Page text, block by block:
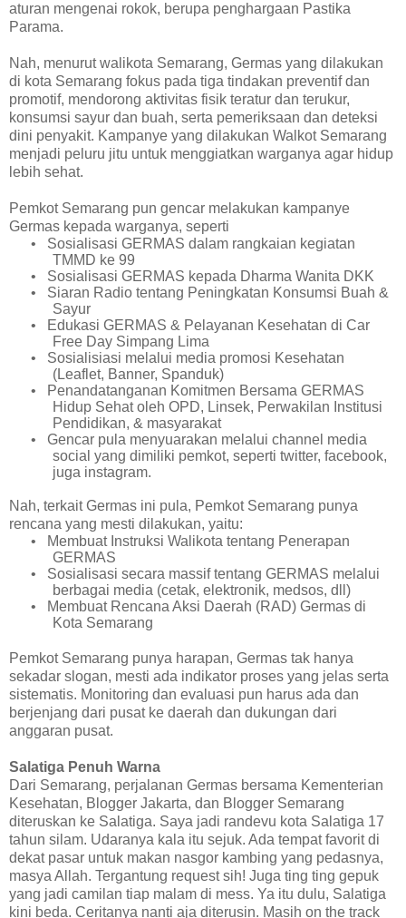
aturan mengenai rokok, berupa penghargaan Pastika
Parama.
Nah, menurut walikota Semarang, Germas yang dilakukan
di kota Semarang fokus pada tiga tindakan preventif dan
promotif, mendorong aktivitas fisik teratur dan terukur,
konsumsi sayur dan buah, serta pemeriksaan dan deteksi
dini penyakit. Kampanye yang dilakukan Walkot Semarang
menjadi peluru jitu untuk menggiatkan warganya agar hidup
lebih sehat.
Pemkot Semarang pun gencar melakukan kampanye
Germas kepada warganya, seperti
•
Sosialisasi GERMAS dalam rangkaian kegiatan
TMMD ke 99
•
Sosialisasi GERMAS kepada Dharma Wanita DKK
•
Siaran Radio tentang Peningkatan Konsumsi Buah &
Sayur
•
Edukasi GERMAS & Pelayanan Kesehatan di Car
Free Day Simpang Lima
•
Sosialisiasi melalui media promosi Kesehatan
(Leaflet, Banner, Spanduk)
•
Penandatanganan Komitmen Bersama GERMAS
Hidup Sehat oleh OPD, Linsek, Perwakilan Institusi
Pendidikan, & masyarakat
•
Gencar pula menyuarakan melalui channel media
social yang dimiliki pemkot, seperti twitter, facebook,
juga instagram.
Nah, terkait Germas ini pula, Pemkot Semarang punya
rencana yang mesti dilakukan, yaitu:
•
Membuat Instruksi Walikota tentang Penerapan
GERMAS
•
Sosialisasi secara massif tentang GERMAS melalui
berbagai media (cetak, elektronik, medsos, dll)
•
Membuat Rencana Aksi Daerah (RAD) Germas di
Kota Semarang
Pemkot Semarang punya harapan, Germas tak hanya
sekadar slogan, mesti ada indikator proses yang jelas serta
sistematis. Monitoring dan evaluasi pun harus ada dan
berjenjang dari pusat ke daerah dan dukungan dari
anggaran pusat.
Salatiga Penuh Warna
Dari Semarang, perjalanan Germas bersama Kementerian
Kesehatan, Blogger Jakarta, dan Blogger Semarang
diteruskan ke Salatiga. Saya jadi randevu kota Salatiga 17
tahun silam. Udaranya kala itu sejuk. Ada tempat favorit di
dekat pasar untuk makan nasgor kambing yang pedasnya,
masya Allah. Tergantung request sih! Juga ting ting gepuk
yang jadi camilan tiap malam di mess. Ya itu dulu, Salatiga
kini beda. Ceritanya nanti aja diterusin. Masih on the track